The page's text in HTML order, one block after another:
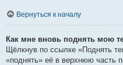
Вернуться к началу
Как мне вновь поднять мою
Щёлкнув по ссылке «Поднять
«поднять» её в верхнюю часть